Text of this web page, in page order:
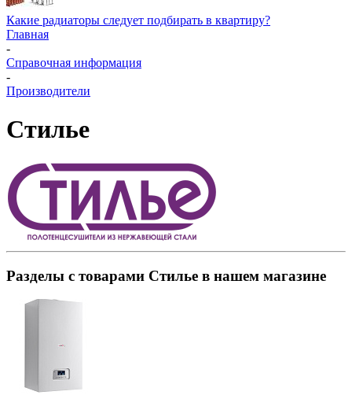
Какие радиаторы следует подбирать в квартиру?
Главная
-
Справочная информация
-
Производители
Стилье
Разделы с товарами Стилье в нашем магазине